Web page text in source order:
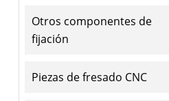
Otros componentes de
fijación
Piezas de fresado CNC